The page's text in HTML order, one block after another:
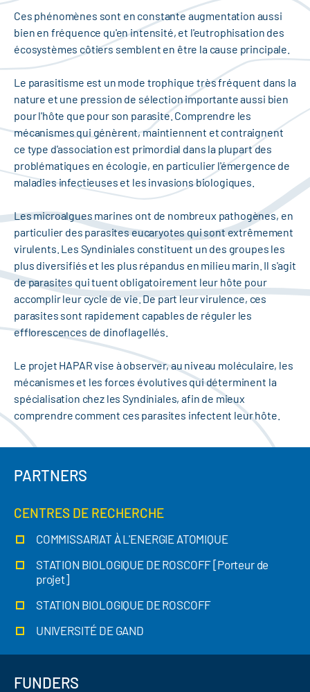
Ces phénomènes sont en constante augmentation aussi
bien en fréquence qu'en intensité, et l'eutrophisation des
écosystèmes côtiers semblent en être la cause principale.
Le parasitisme est un mode trophique très fréquent dans la
nature et une pression de sélection importante aussi bien
pour l'hôte que pour son parasite. Comprendre les
mécanismes qui génèrent, maintiennent et contraignent
ce type d'association est primordial dans la plupart des
problématiques en écologie, en particulier l'émergence de
maladies infectieuses et les invasions biologiques.
Les microalgues marines ont de nombreux pathogènes, en
particulier des parasites eucaryotes qui sont extrêmement
virulents. Les Syndiniales constituent un des groupes les
plus diversifiés et les plus répandus en milieu marin. Il s'agit
de parasites qui tuent obligatoirement leur hôte pour
accomplir leur cycle de vie. De part leur virulence, ces
parasites sont rapidement capables de réguler les
efflorescences de dinoflagellés.
Le projet HAPAR vise à observer, au niveau moléculaire, les
mécanismes et les forces évolutives qui déterminent la
spécialisation chez les Syndiniales, afin de mieux
comprendre comment ces parasites infectent leur hôte.
PARTNERS
CENTRES DE RECHERCHE
COMMISSARIAT À L'ENERGIE ATOMIQUE
STATION BIOLOGIQUE DE ROSCOFF [Porteur de
projet]
STATION BIOLOGIQUE DE ROSCOFF
UNIVERSITÉ DE GAND
FUNDERS